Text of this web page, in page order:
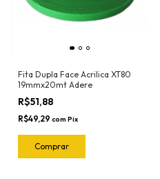
Fita Dupla Face Acrilica XT80
19mmx20mt Adere
R$51,88
R$49,29 com Pix